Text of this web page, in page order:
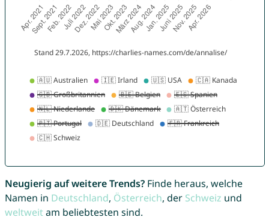
Neugierig auf weitere Trends?Finde heraus, welche
Namen in Deutschland, Österreich, der Schweiz und
weltweitam beliebtesten sind.